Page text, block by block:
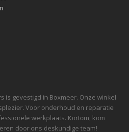
is gevestigd in Boxmeer. Onze winkel
Voor onderhoud en reparatie
werkplaats. Kortom, kom
door ons deskundige team!